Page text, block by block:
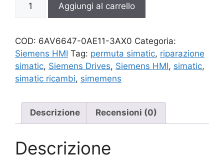
0AE11-
quantità
Aggiungi al carrello
COD: 6AV6647-0AE11-3AX0 Categoria:
Siemens HMI Tag: permuta simatic, riparazione
simatic, Siemens Drives, Siemens HMI, simatic,
simatic ricambi, simemens
Descrizione Recensioni (0)
Descrizione